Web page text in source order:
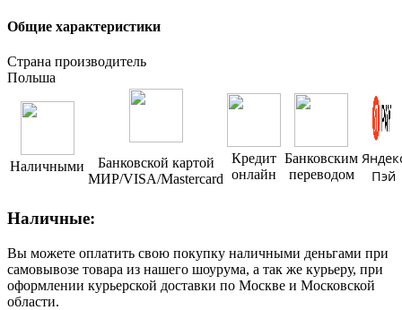
Общие характеристики
Страна производитель
Польша
Наличными
Банковской картой
МИР/VISA/Mastercard
Кредит
онлайн
Банковским
переводом
Пэй
Наличные:
Вы можете оплатить свою покупку наличными деньгами при
самовывозе товара из нашего шоурума, а так же курьеру, при
оформлении курьерской доставки по Москве и Московской
области.